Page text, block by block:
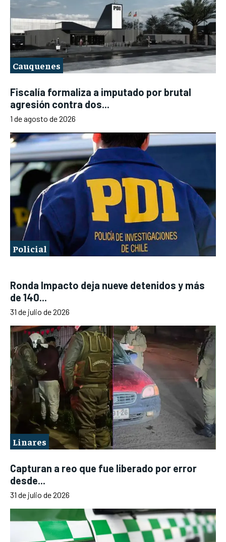
Cauquenes
Fiscalía formaliza a imputado por brutal
agresión contra dos...
1 de agosto de 2026
Policial
Ronda Impacto deja nueve detenidos y más
de 140...
31 de julio de 2026
Linares
Capturan a reo que fue liberado por error
desde...
31 de julio de 2026